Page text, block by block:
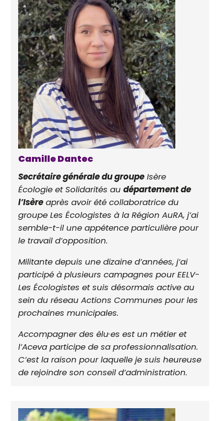
Camille Dantec
Secrétaire générale du groupe Isère
Écologie et Solidarités audépartement de
l’Isère après avoir été collaboratrice du
groupe Les Écologistes à la Région AuRA, j’ai
semble-t-il une appétence particulière pour
le travail d’opposition.
Militante depuis une dizaine d’années, j’ai
participé à plusieurs campagnes pour EELV-
Les Écologistes et suis désormais active au
sein du réseau Actions Communes pour les
prochaines municipales.
Accompagner des élu·es est un métier et
l’Aceva participe de sa professionnalisation.
C’est la raison pour laquelle je suis heureuse
de rejoindre son conseil d’administration.